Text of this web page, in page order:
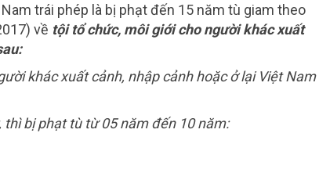
trái phép là bị phạt đến 15 năm tù giam theo
về tội tổ chức, môi giới cho người khác xuất
khác xuất cảnh, nhập cảnh hoặc ở lại Việt Nam
bị phạt tù từ 05 năm đến 10 năm: